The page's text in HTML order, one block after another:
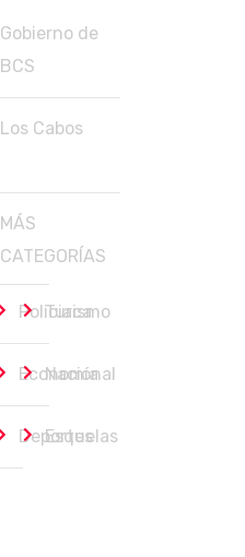
Gobierno de
BCS
Los Cabos
MÁS
CATEGORÍAS
Policiaca
Turismo
Economía
Nacional
Deportes
Esquelas